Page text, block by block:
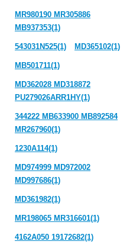
MR980190 MR305886
MB937353(1)
543031N525(1) MD365102(1)
MB501711(1)
MD362028 MD318872
PU279026ARR1HY(1)
344222 MB633900 MB892584
MR267960(1)
1230A114(1)
MD974999 MD972002
MD997686(1)
MD361982(1)
MR198065 MR316601(1)
4162A050 19172682(1)